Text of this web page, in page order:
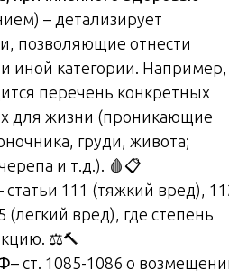
– детализирует
позволяющие отнести
иной категории.
перечень конкретных
для жизни (проникающие
груди, живота;
и т.д.). 🩸📋
статьи 111 (тяжкий вред),
(легкий вред), где степень
⚖️🔨
– ст. 1085-1086 о